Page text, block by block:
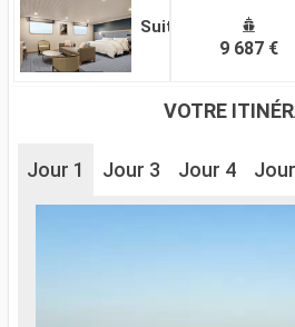
Suite
9 687 €
VOTRE
Jour 1 Jour 3 Jour 4